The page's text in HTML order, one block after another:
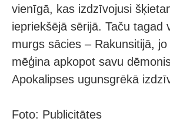
vienīgā, kas izdzīvojusi
iepriekšējā sērijā. Taču
murgs sācies – Rakunsitijā,
mēģina apkopot savu
Apokalipses ugunsgrēkā
Foto: Publicitātes